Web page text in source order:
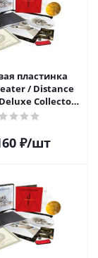
пластинка
/ Distance
Collector's
Vinyl
₽/шт